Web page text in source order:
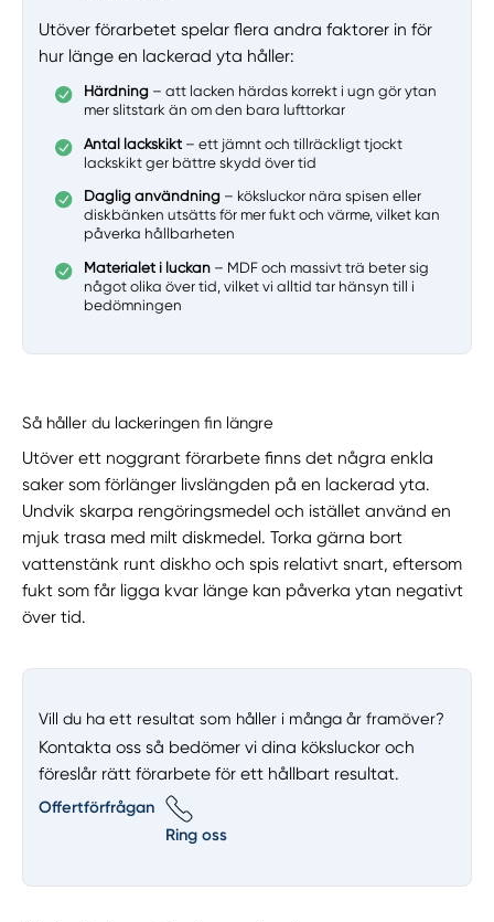
Utöver förarbetet spelar flera andra faktorer in för
hur länge en lackerad yta håller:
Härdning – att lacken härdas korrekt i ugn gör ytan
mer slitstark än om den bara lufttorkar
Antal lackskikt – ett jämnt och tillräckligt tjockt
lackskikt ger bättre skydd över tid
Daglig användning – köksluckor nära spisen eller
diskbänken utsätts för mer fukt och värme, vilket kan
påverka hållbarheten
Materialet i luckan – MDF och massivt trä beter sig
något olika över tid, vilket vi alltid tar hänsyn till i
bedömningen
Så håller du lackeringen fin längre
Utöver ett noggrant förarbete finns det några enkla
saker som förlänger livslängden på en lackerad yta.
Undvik skarpa rengöringsmedel och istället använd en
mjuk trasa med milt diskmedel. Torka gärna bort
vattenstänk runt diskho och spis relativt snart, eftersom
fukt som får ligga kvar länge kan påverka ytan negativt
över tid.
Vill du ha ett resultat som håller i många år framöver?
Kontakta oss så bedömer vi dina köksluckor och
föreslår rätt förarbete för ett hållbart resultat.
Offertförfrågan
Ring oss